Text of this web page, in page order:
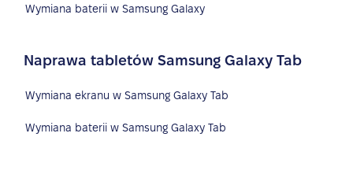
Wymiana baterii w Samsung Galaxy
Naprawa tabletów Samsung Galaxy Tab
Wymiana ekranu w Samsung Galaxy Tab
Wymiana baterii w Samsung Galaxy Tab